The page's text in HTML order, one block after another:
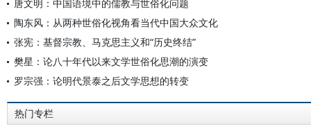
唐文明：中国语境中的儒教与世俗化问题
陶东风：从两种世俗化视角看当代中国大众文化
张宪：基督宗教、马克思主义和“历史终结”
樊星：论八十年代以来文学世俗化思潮的演变
罗宗强：论明代景泰之后文学思想的转变
热门专栏